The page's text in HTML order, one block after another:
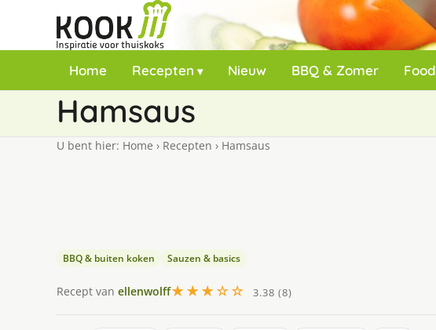
Home Recepten Nieuw BBQ & Zomer
Hamsaus
U bent hier: Home › Recepten › Hamsaus
BBQ & buiten koken Sauzen & basics
Recept van ellenwolff★★★☆☆ 3.38 (8)